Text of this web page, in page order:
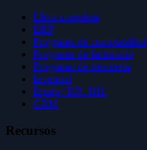
Llista completa
ERP
Programa de comptabilitat
Programa de facturació
Programa de tresoreria
Inventari
Equip / RR. HH.
CRM
Recursos